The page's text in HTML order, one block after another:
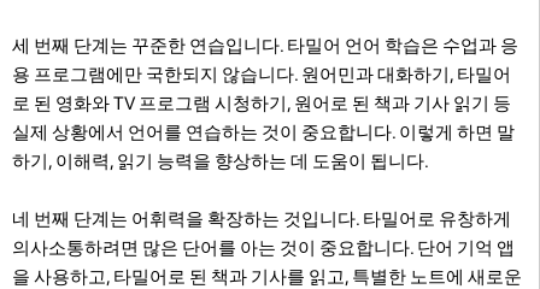
세 번째 단계는 꾸준한 연습입니다. 타밀어 언어 학습은 수업과 응
용 프로그램에만 국한되지 않습니다. 원어민과 대화하기, 타밀어
로 된 영화와 TV 프로그램 시청하기, 원어로 된 책과 기사 읽기 등
실제 상황에서 언어를 연습하는 것이 중요합니다. 이렇게 하면 말
하기, 이해력, 읽기 능력을 향상하는 데 도움이 됩니다.
네 번째 단계는 어휘력을 확장하는 것입니다. 타밀어로 유창하게
의사소통하려면 많은 단어를 아는 것이 중요합니다. 단어 기억 앱
을 사용하고, 타밀어로 된 책과 기사를 읽고, 특별한 노트에 새로운